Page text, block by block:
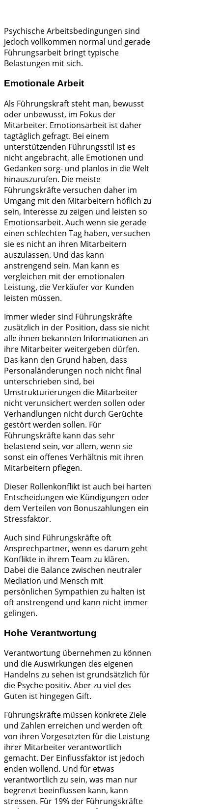
Psychische Arbeitsbedingungen sind
jedoch vollkommen normal und gerade
Führungsarbeit bringt typische
Belastungen mit sich.
Emotionale Arbeit
Als Führungskraft steht man, bewusst
oder unbewusst, im Fokus der
Mitarbeiter. Emotionsarbeit ist daher
tagtäglich gefragt. Bei einem
unterstützenden Führungsstil ist es
nicht angebracht, alle Emotionen und
Gedanken sorg- und planlos in die Welt
hinauszurufen. Die meiste
Führungskräfte versuchen daher im
Umgang mit den Mitarbeitern höflich zu
sein, Interesse zu zeigen und leisten so
Emotionsarbeit. Auch wenn sie gerade
einen schlechten Tag haben, versuchen
sie es nicht an ihren Mitarbeitern
auszulassen. Und das kann
anstrengend sein. Man kann es
vergleichen mit der emotionalen
Leistung, die Verkäufer vor Kunden
leisten müssen.
Immer wieder sind Führungskräfte
zusätzlich in der Position, dass sie nicht
alle ihnen bekannten Informationen an
ihre Mitarbeiter weitergeben dürfen.
Das kann den Grund haben, dass
Personaländerungen noch nicht final
unterschrieben sind, bei
Umstrukturierungen die Mitarbeiter
nicht verunsichert werden sollen oder
Verhandlungen nicht durch Gerüchte
gestört werden sollen. Für
Führungskräfte kann das sehr
belastend sein, vor allem, wenn sie
sonst ein offenes Verhältnis mit ihren
Mitarbeitern pflegen.
Dieser Rollenkonflikt ist auch bei harten
Entscheidungen wie Kündigungen oder
dem Verteilen von Bonuszahlungen ein
Stressfaktor.
Auch sind Führungskräfte oft
Ansprechpartner, wenn es darum geht
Konflikte in ihrem Team zu klären.
Dabei die Balance zwischen neutraler
Mediation und Mensch mit
persönlichen Sympathien zu halten ist
oft anstrengend und kann nicht immer
gelingen.
Hohe Verantwortung
Verantwortung übernehmen zu können
und die Auswirkungen des eigenen
Handelns zu sehen ist grundsätzlich für
die Psyche positiv. Aber zu viel des
Guten ist hingegen Gift.
Führungskräfte müssen konkrete Ziele
und Zahlen erreichen und werden oft
von ihren Vorgesetzten für die Leistung
ihrer Mitarbeiter verantwortlich
gemacht. Der Einflussfaktor ist jedoch
enden wollend. Und für etwas
verantwortlich zu sein, was man nur
begrenzt beeinflussen kann, kann
stressen. Für 19% der Führungskräfte